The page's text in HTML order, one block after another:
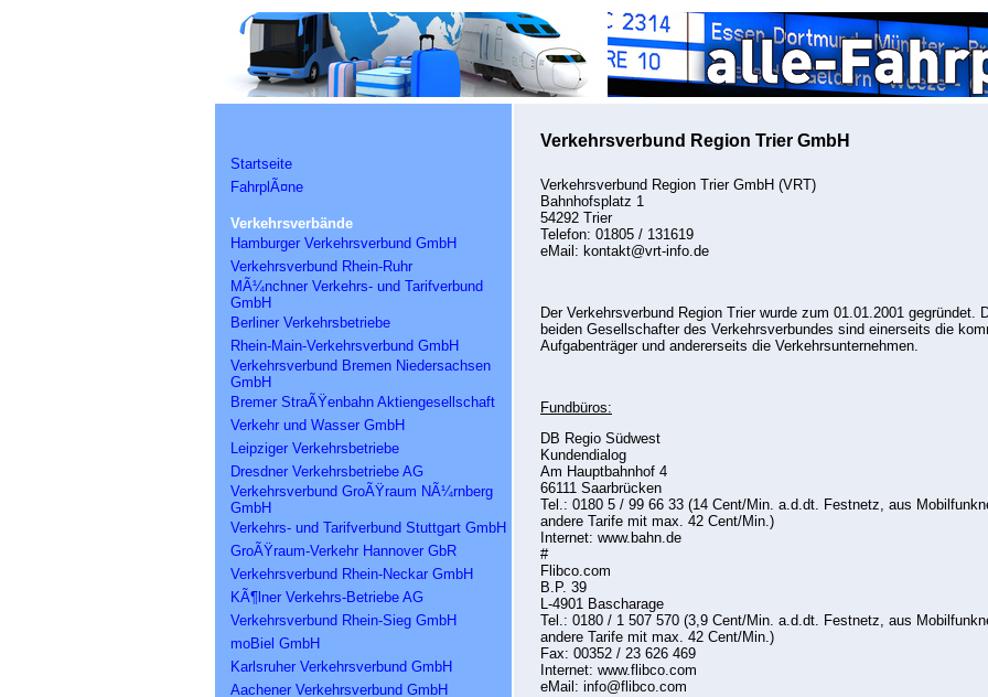
Startseite
FahrplÃ¤ne
Verkehrsverbände
Hamburger Verkehrsverbund GmbH
Verkehrsverbund Rhein-Ruhr
MÃ¼nchner Verkehrs- und Tarifverbund
GmbH
Berliner Verkehrsbetriebe
Rhein-Main-Verkehrsverbund GmbH
Verkehrsverbund Bremen Niedersachsen
GmbH
Bremer StraÃŸenbahn Aktiengesellschaft
Verkehr und Wasser GmbH
Leipziger Verkehrsbetriebe
Dresdner Verkehrsbetriebe AG
Verkehrsverbund GroÃŸraum NÃ¼rnberg
GmbH
Verkehrs- und Tarifverbund Stuttgart GmbH
GroÃŸraum-Verkehr Hannover GbR
Verkehrsverbund Rhein-Neckar GmbH
KÃ¶lner Verkehrs-Betriebe AG
Verkehrsverbund Rhein-Sieg GmbH
moBiel GmbH
Karlsruher Verkehrsverbund GmbH
Aachener Verkehrsverbund GmbH
Verkehrsverbund Region Trier GmbH
Verkehrsverbund Region Trier GmbH (VRT)
Bahnhofsplatz 1
54292 Trier
Telefon: 01805 / 131619
eMail: kontakt@vrt-info.de
Der Verkehrsverbund Region Trier wurde zum 01.01.2001 gegründet.
beiden Gesellschafter des Verkehrsverbundes sind einerseits die
Aufgabenträger und andererseits die Verkehrsunternehmen.
Fundbüros:
DB Regio Südwest
Kundendialog
Am Hauptbahnhof 4
66111 Saarbrücken
Tel.: 0180 5 / 99 66 33 (14 Cent/Min. a.d.dt. Festnetz, aus
andere Tarife mit max. 42 Cent/Min.)
Internet: www.bahn.de
#
Flibco.com
B.P. 39
L-4901 Bascharage
Tel.: 0180 / 1 507 570 (3,9 Cent/Min. a.d.dt. Festnetz, aus
andere Tarife mit max. 42 Cent/Min.)
Fax: 00352 / 23 626 469
Internet: www.flibco.com
eMail: info@flibco.com